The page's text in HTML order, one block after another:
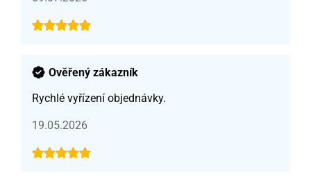
Ověřený zákazník
Rychlé vyřízení objednávky.
19.05.2026